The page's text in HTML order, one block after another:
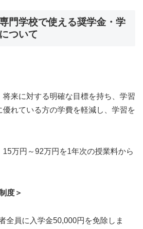
門学校で使える奨学金・学
ついて
将来に対する明確な目標を持ち、学習
れている方の学費を軽減し、学習を
15万円～92万円を1年次の授業料から
度＞
全員に入学金50,000円を免除しま